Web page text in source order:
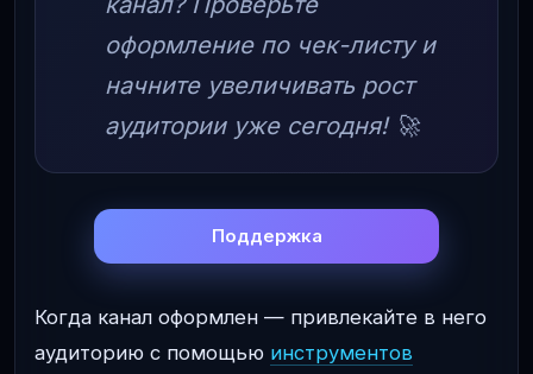
оформление по чек-листу и
начните увеличивать рост
аудитории уже сегодня! 🚀
Поддержка
Когда канал оформлен — привлекайте в него
аудиторию с помощью инструментов